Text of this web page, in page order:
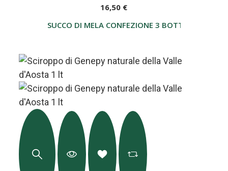
SUCCO DI MELA CONFEZIONE 3 BOTTIGLIE
16,50 €